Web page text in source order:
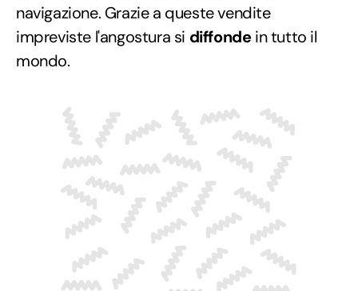
navigazione. Grazie a queste vendite
impreviste l'angostura si diffondein tutto il
mondo.